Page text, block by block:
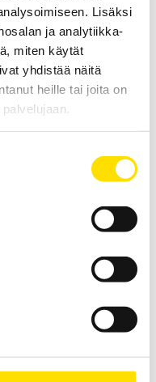
Lisäksi
ja analytiikka-
miten käytät
yhdistää näitä
heille tai joita on
4:llä jännite- ja 3:lla
valikot, USB-liitäntä sekä
varten.
LUE LISÄÄ
sekä energian